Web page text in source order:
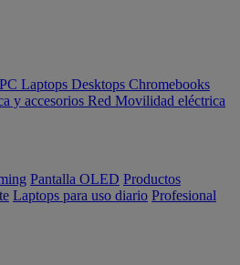
Laptops Desktops Chromebooks
y accesorios Red Movilidad eléctrica
Pantalla OLED Productos
Laptops para uso diario Profesional